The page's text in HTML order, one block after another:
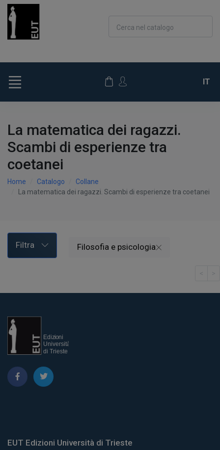
Cerca nel catalogo
IT
La matematica dei ragazzi.
Scambi di esperienze tra
coetanei
Home Catalogo
Collane
La matematica dei ragazzi. Scambi di esperienze tra coetanei
Filtra Filosofia e psicologia
< >
EUT Edizioni Università di Trieste